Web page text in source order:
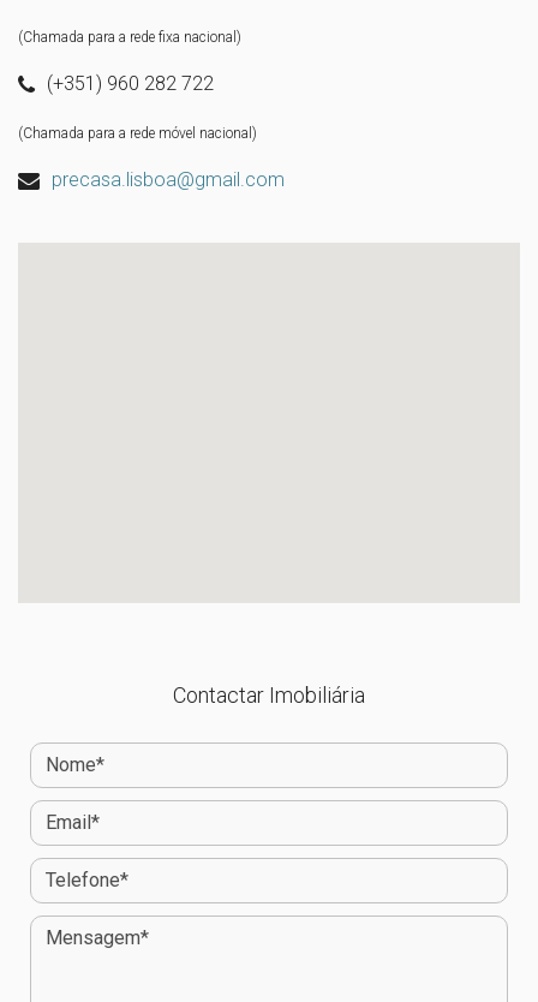
(Chamada para a rede fixa nacional)
(+351) 960 282 722
(Chamada para a rede móvel nacional)
precasa.lisboa@gmail.com
Contactar Imobiliária